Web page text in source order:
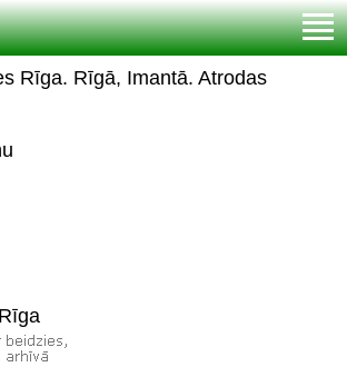
Rīga. Rīgā, Imantā. Atrodas
Rīga